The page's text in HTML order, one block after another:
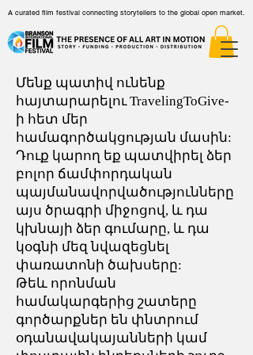
A curated film festival connecting storytellers to the global open market.
Մենք պատիվ ունենք
հայտարարելու TravelingToGive-
ի հետ մեր
համագործակցության մասին:
Դուք կարող եք պատվիրել ձեր
բոլոր ճամփորդական
պայմանավորվածությունները
այս ծրագրի միջոցով, և դա
կխնայի ձեր գումարը, և դա
կօգնի մեզ նվազեցնել
փառատոնի ծախսերը:
Թեև որոնման
համակարգերից շատերը
գործարքներ են փնտրում
օդանավակայանների կամ